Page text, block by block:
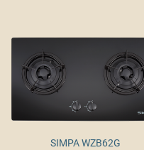
TGC TRTB62ST-G